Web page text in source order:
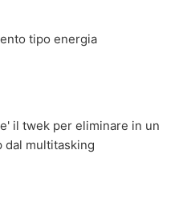
tipo energia
il twek per eliminare in un
dal multitasking